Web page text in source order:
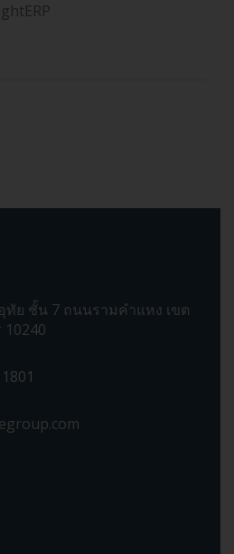
ทัย ชั้น 7 ถนนรามคำแหง เขต